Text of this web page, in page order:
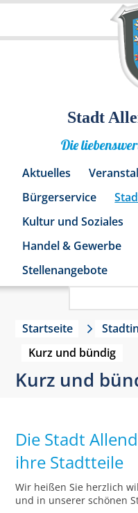
Stadt
Die
Aktuelles
Bürgerservice
Kultur und Soziales
Handel & Gewerbe
Stellenangebote
Startseite
Kurz und bündig
Kurz und
Die Stadt
ihre Stadtteile
Wir heißen Sie herzlich
und in unserer schönen